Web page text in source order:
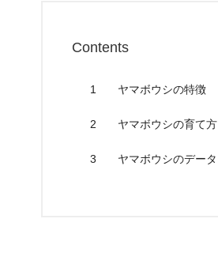
Contents
1 ヤマボウシの特徴
2 ヤマボウシの育て方
3 ヤマボウシのデータ